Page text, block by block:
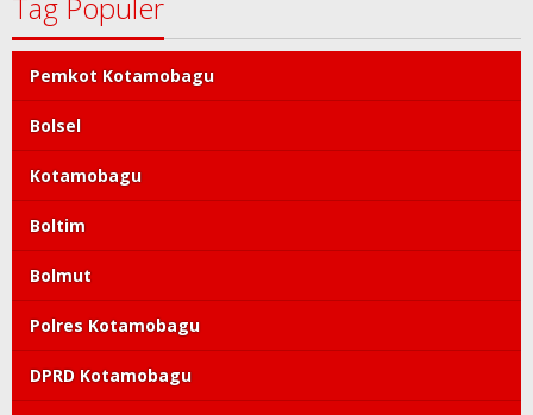
Pemkot Kotamobagu
Bolsel
Kotamobagu
Boltim
Bolmut
Polres Kotamobagu
DPRD Kotamobagu